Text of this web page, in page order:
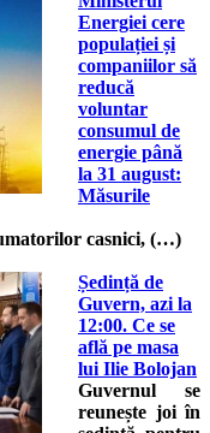
Energiei cere
populației și
companiilor să
reducă
voluntar
consumul de
energie până
la 31 august:
Măsurile
casnici, (…)
Ședință de
Guvern, azi la
12:00. Ce se
află pe masa
lui Ilie Bolojan
Guvernul se
reunește joi în